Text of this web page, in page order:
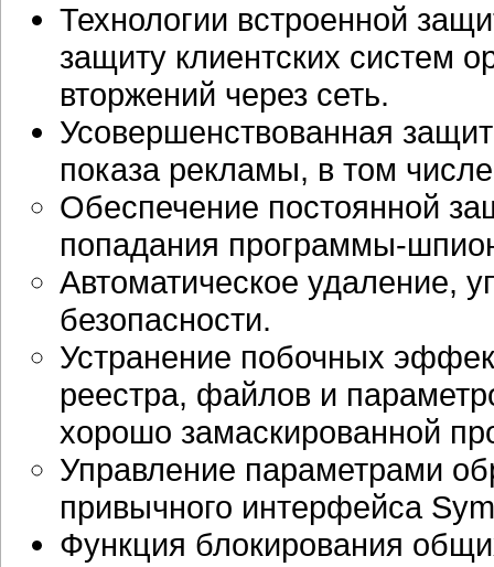
Технологии встроенной
защиту клиентских систем
вторжений через сеть.
Усовершенствованная
показа рекламы, в том
Обеспечение постоянной
попадания программы-
Автоматическое удаление,
безопасности.
Устранение побочных
реестра, файлов и
хорошо замаскированной
Управление параметрами
привычного интерфейса
Функция блокирования